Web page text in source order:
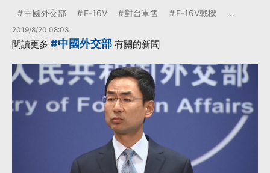
中國外交部 F-16V 對台軍售 F-16V戰機 ...
2019/8/20 08:03
閱讀更多 #中國外交部 有關的新聞